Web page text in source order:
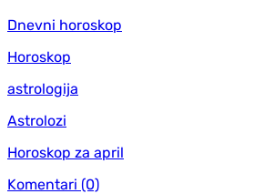
Dnevni horoskop
Horoskop
astrologija
Astrolozi
Horoskop za april
Komentari (0)